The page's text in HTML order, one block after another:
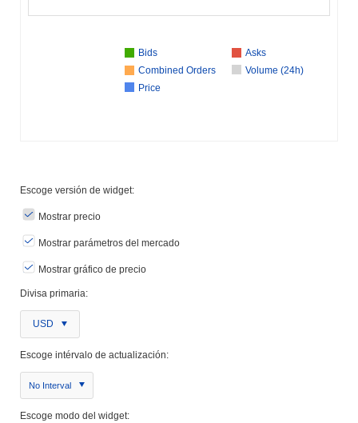
Bids
Asks
Combined Orders
Volume (24h)
Price
Escoge versión de widget:
Mostrar precio
Mostrar parámetros del mercado
Mostrar gráfico de precio
Divisa primaria:
USD
Escoge intérvalo de actualización:
No Interval
Escoge modo del widget: